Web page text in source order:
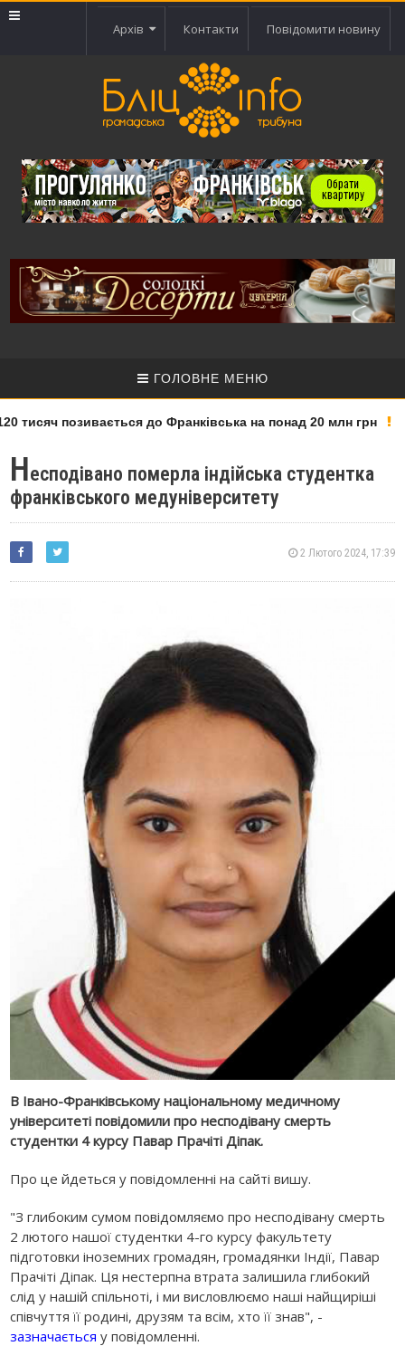
Архів Контакти Повідомити новину
ГОЛОВНЕ МЕНЮ
позивається до Франківська на понад 20 млн грн
Несподівано померла індійська студентка
франківського медуніверситету
2 Лютого 2024, 17:39
В Івано-Франківському національному медичному
університеті повідомили про несподівану смерть
студентки 4 курсу Павар Прачіті Діпак.
Про це йдеться у повідомленні на сайті вишу.
"З глибоким сумом повідомляємо про несподівану смерть
2 лютого нашої студентки 4-го курсу факультету
підготовки іноземних громадян, громадянки Індії, Павар
Прачіті Діпак. Ця нестерпна втрата залишила глибокий
слід у нашій спільноті, і ми висловлюємо наші найщиріші
співчуття її родині, друзям та всім, хто її знав", -
зазначаєтьсяу повідомленні.